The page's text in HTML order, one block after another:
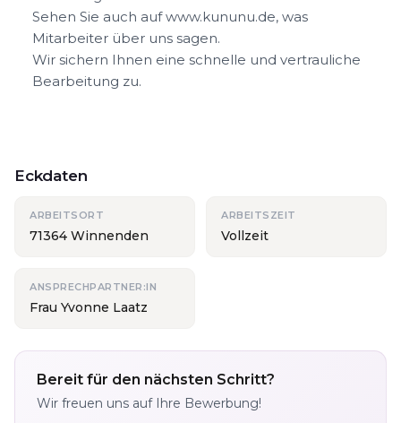
Sehen Sie auch auf www.kununu.de, was
Mitarbeiter über uns sagen.
Wir sichern Ihnen eine schnelle und vertrauliche
Bearbeitung zu.
Eckdaten
ARBEITSORT
71364 Winnenden
ARBEITSZEIT
Vollzeit
ANSPRECHPARTNER:IN
Frau Yvonne Laatz
Bereit für den nächsten Schritt?
Wir freuen uns auf Ihre Bewerbung!